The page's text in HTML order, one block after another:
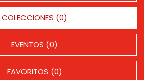
COLECCIONES (0)
EVENTOS (0)
FAVORITOS (0)